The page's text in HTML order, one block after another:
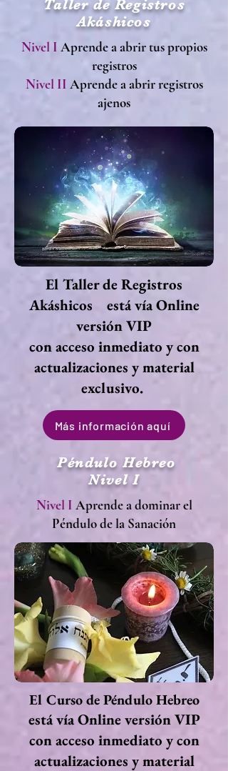
Taller de Registros
Akáshicos
Nivel I Aprende a abrir tus propios
registros
Nivel II Aprende a abrir registros
ajenos
El Taller de Registros
Akáshicos está vía Online
versión VIP
con acceso inmediato y con
actualizaciones y material
exclusivo.
Más información aquí
Péndulo Hebreo
Nivel I
Nivel I Aprende a dominar el
Péndulo de la Sanación
El Curso de Péndulo Hebreo
está vía Online versión VIP
con acceso inmediato y con
actualizaciones y material